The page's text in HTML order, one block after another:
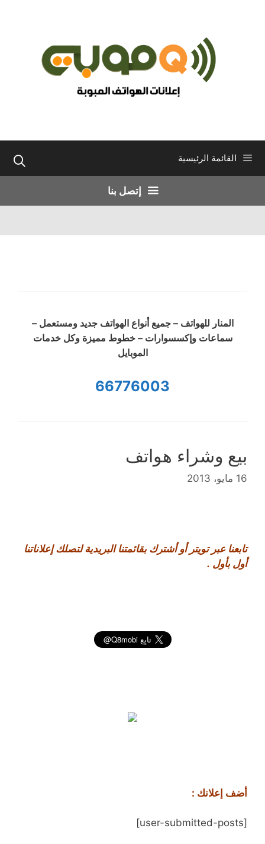
القائمة الرئيسية
إتصل بنا
المنار للهواتف – جميع أنواع الهواتف جديد ومستعمل –
سماعات وإكسسوارات – خطوط مميزة وكل خدمات
الموبايل
66776003
بيع وشراء هواتف
16 مايو، 2013
تابعنا عبر تويتر أو أشترك بقائمتنا البريدية لتصلك إعلاناتنا
أول بأول .
أضف إعلانك :
[user-submitted-posts]